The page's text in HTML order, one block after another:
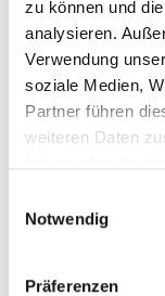
zu können und
analysieren.
Verwendung
soziale Medien,
Partner führen
weiteren Daten
Notwendig
Präferenzen
22. Juli 2026
Spielplatz der